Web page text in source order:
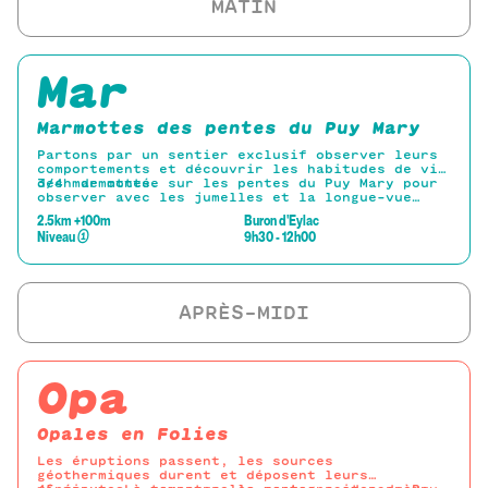
Mar
Marmottes des pentes du Puy Mary
Partons par un sentier exclusif observer leurs
comportements et découvrir les habitudes de vie
des marmottes.
3/4h de montée sur les pentes du Puy Mary pour
observer avec les jumelles et la longue-vue
paysage.
Descente discrète par le Cirque de l’Impradine
2.5km +100m
Niveau①
Buron d'Eylac
9h30 - 12h00
Opa
Opales en Folies
Les éruptions passent, les sources
géothermiques durent et déposent leurs